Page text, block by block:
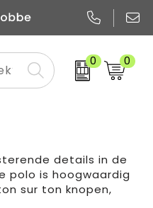
0 0
details in de
polo is hoogwaardig
sur ton knopen,